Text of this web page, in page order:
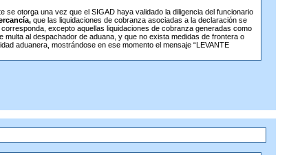
se otorga una vez que el SIGAD haya validado la diligencia del funcionario
que las liquidaciones de cobranza asociadas a la declaración se
excepto aquellas liquidaciones de cobranza generadas como
multa al despachador de aduana, y que no exista medidas de frontera o
aduanera, mostrándose en ese momento el mensaje “LEVANTE